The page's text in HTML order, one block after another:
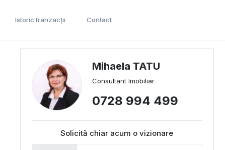
Istoric tranzacții Contact
Mihaela TATU
Consultant Imobiliar
0728 994 499
Solicită chiar acum o vizionare